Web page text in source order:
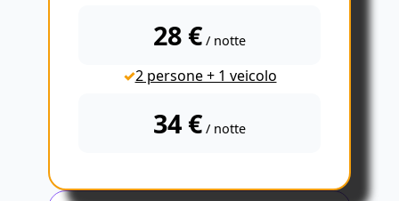
28 € / notte
2 persone + 1 veicolo
34 € / notte